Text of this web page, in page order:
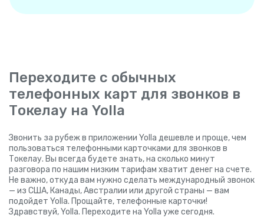
Переходите с обычных
телефонных карт для звонков в
Токелау на Yolla
Звонить за рубеж в приложении Yolla дешевле и проще, чем
пользоваться телефонными карточками для звонков в
Токелау. Вы всегда будете знать, на сколько минут
разговора по нашим низким тарифам хватит денег на счете.
Не важно, откуда вам нужно сделать международный звонок
— из США, Канады, Австралии или другой страны — вам
подойдет Yolla. Прощайте, телефонные карточки!
Здравствуй, Yolla. Переходите на Yolla уже сегодня.